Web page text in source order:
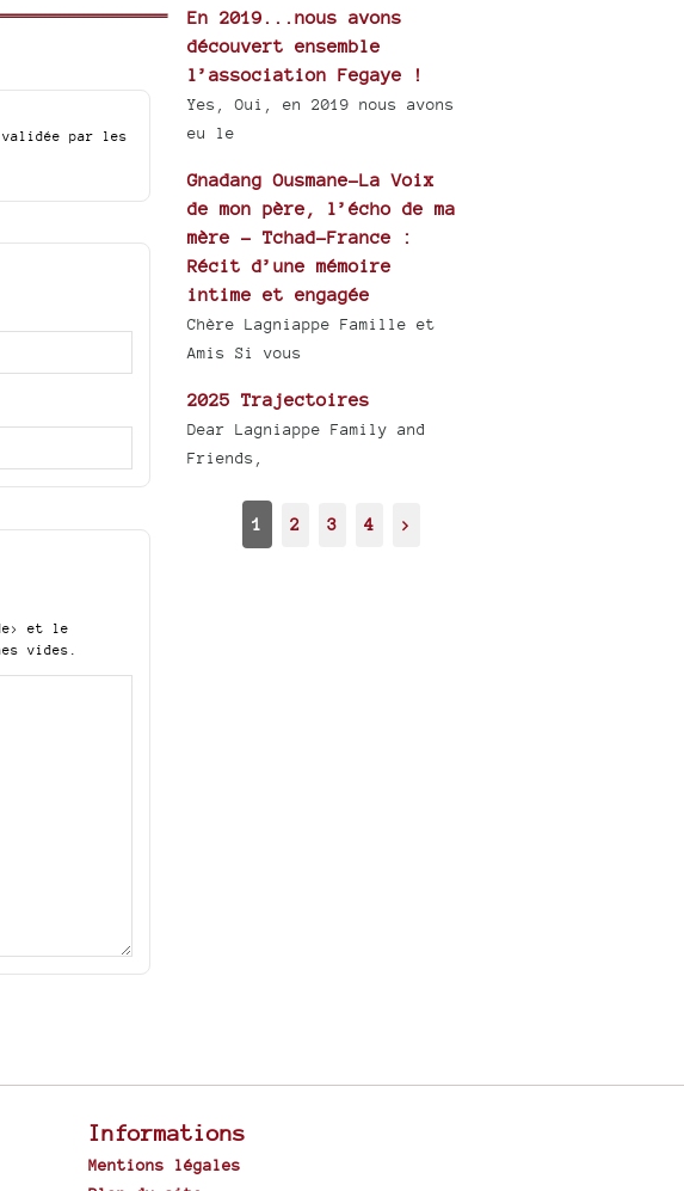
par les
et le
vides.
En 2019...nous avons
découvert ensemble
l’association Fegaye !
Yes, Oui, en 2019 nous avons
eu le
Gnadang Ousmane-La Voix
de mon père, l’écho de ma
mère - Tchad-France :
Récit d’une mémoire
intime et engagée
Chère Lagniappe Famille et
Amis Si vous
2025 Trajectoires
Dear Lagniappe Family and
Friends,
1 2 3 4 >
Informations
Mentions légales